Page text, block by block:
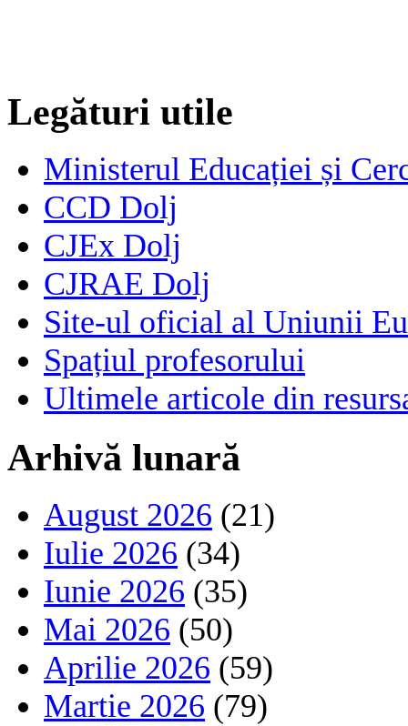
Legături utile
Ministerul Educației și
CCD Dolj
CJEx Dolj
CJRAE Dolj
Site-ul oficial al Uniunii
Spațiul profesorului
Ultimele articole din
Arhivă lunară
August 2026 (21)
Iulie 2026 (34)
Iunie 2026 (35)
Mai 2026 (50)
Aprilie 2026 (59)
Martie 2026 (79)